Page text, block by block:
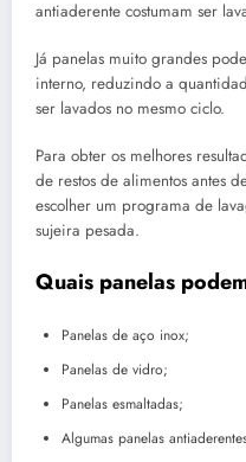
antiaderente costumam ser
Já panelas muito grandes
interno, reduzindo a
ser lavados no mesmo ciclo.
Para obter os melhores
de restos de alimentos antes
escolher um programa de
sujeira pesada.
Quais panelas
Panelas de aço inox;
Panelas de vidro;
Panelas esmaltadas;
Algumas panelas